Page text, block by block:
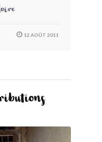
12 AOÛT 2011